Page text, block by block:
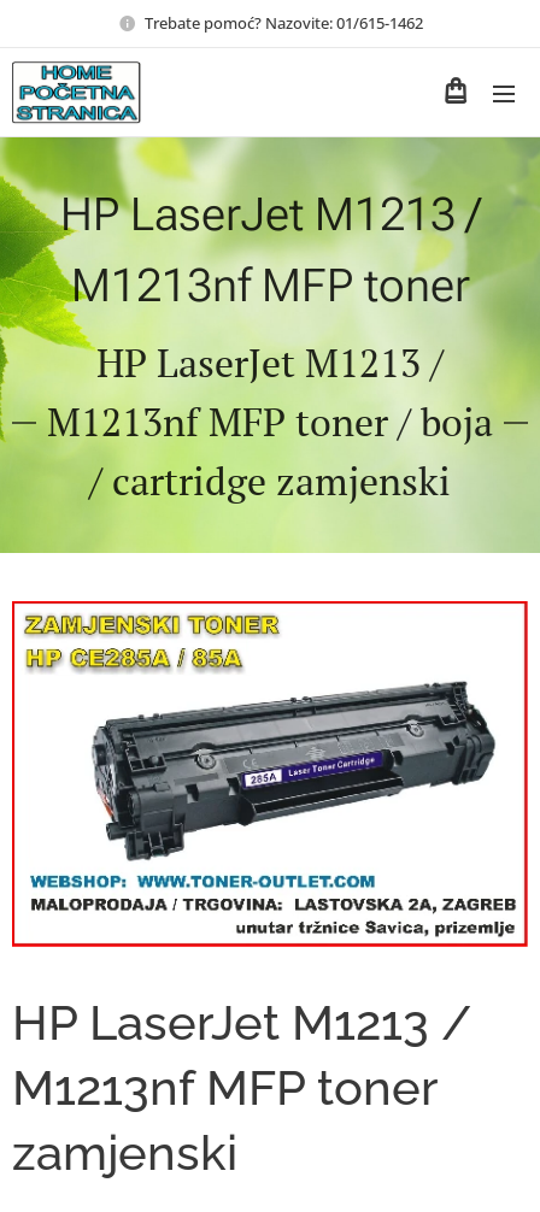
Trebate pomoć? Nazovite: 01/615-1462
HP LaserJet M1213 /
M1213nf MFP toner
HP LaserJet M1213 /
M1213nf MFP toner / boja
/ cartridge zamjenski
HP LaserJet M1213 /
M1213nf MFP toner
zamjenski